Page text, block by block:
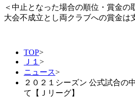
＜中止となった場合の順位・賞金の
大会不成立とし両クラブへの賞金は
TOP>
Ｊ１ >
ニュース>
２０２１シーズン 公式試合の
て【Ｊリーグ】